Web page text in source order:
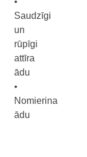
Saudzīgi
un
rūpīgi
attīra
ādu
•
Nomierina
ādu